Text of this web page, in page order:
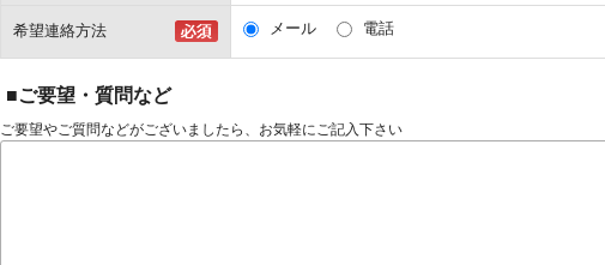
希望連絡方法 メール 電話
■ご要望・質問など
ご要望やご質問などがございましたら、お気軽にご記入下さい